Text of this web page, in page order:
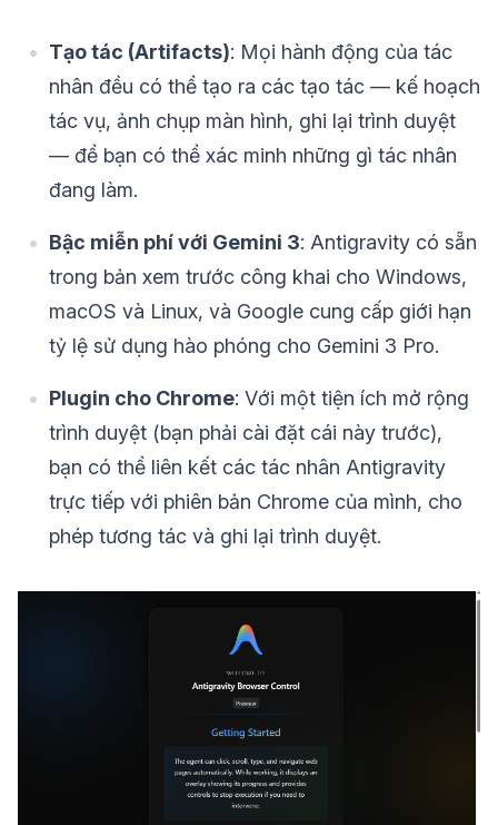
Tạo tác (Artifacts): Mọi hành động của tác
nhân đều có thể tạo ra các tạo tác — kế hoạch
tác vụ, ảnh chụp màn hình, ghi lại trình duyệt
— để bạn có thể xác minh những gì tác nhân
đang làm.
Bậc miễn phí với Gemini 3: Antigravity có sẵn
trong bản xem trước công khai cho Windows,
macOS và Linux, và Google cung cấp giới hạn
tỷ lệ sử dụng hào phóng cho Gemini 3 Pro.
Plugin cho Chrome: Với một tiện ích mở rộng
trình duyệt (bạn phải cài đặt cái này trước),
bạn có thể liên kết các tác nhân Antigravity
trực tiếp với phiên bản Chrome của mình, cho
phép tương tác và ghi lại trình duyệt.